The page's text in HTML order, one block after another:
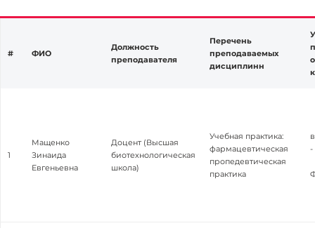
# ФИО
Должность
преподавателя
Перечень
преподаваемых
дисциплинн
1
Мащенко
Зинаида
Евгеньевна
Доцент (Высшая
биотехнологическая
школа)
Учебная практика:
фармацевтическая
пропедевтическая
практика
-